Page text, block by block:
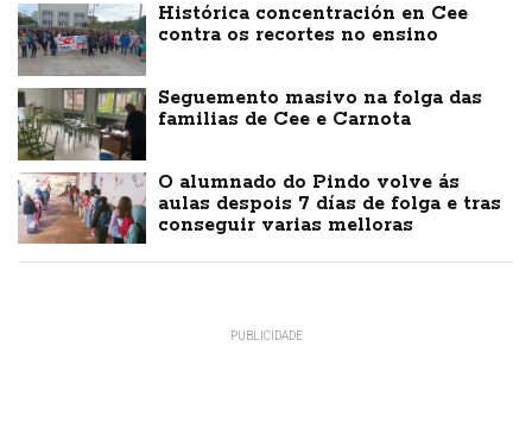
Histórica concentración en Cee
contra os recortes no ensino
Seguemento masivo na folga das
familias de Cee e Carnota
O alumnado do Pindo volve ás
aulas despois 7 días de folga e tras
conseguir varias melloras